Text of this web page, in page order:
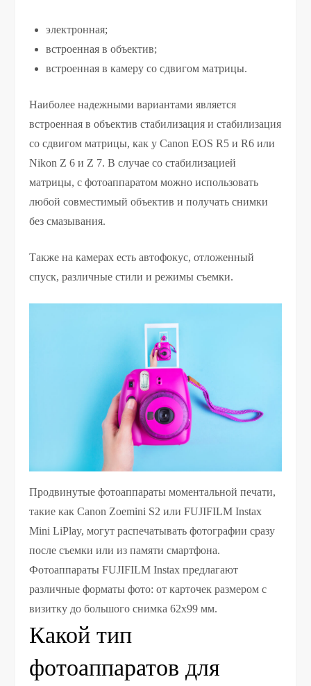
электронная;
встроенная в объектив;
встроенная в камеру со сдвигом матрицы.
Наиболее надежными вариантами является
встроенная в объектив стабилизация и стабилизация
со сдвигом матрицы, как у Canon EOS R5 и R6 или
Nikon Z 6 и Z 7. В случае со стабилизацией
матрицы, с фотоаппаратом можно использовать
любой совместимый объектив и получать снимки
без смазывания.
Также на камерах есть автофокус, отложенный
спуск, различные стили и режимы съемки.
Продвинутые фотоаппараты моментальной печати,
такие как Canon Zoemini S2 или FUJIFILM Instax
Mini LiPlay, могут распечатывать фотографии сразу
после съемки или из памяти смартфона.
Фотоаппараты FUJIFILM Instax предлагают
различные форматы фото: от карточек размером с
визитку до большого снимка 62х99 мм.
Какой тип
фотоаппаратов для